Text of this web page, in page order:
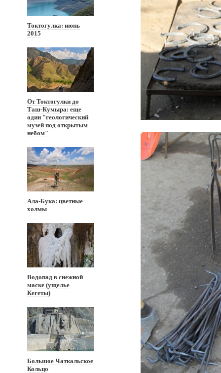
Токтогулка: июнь
2015
От Токтогулки до
Таш-Кумыра: еще
один "геологический
музей под открытым
небом"
Ала-Бука: цветные
холмы
Водопад в снежной
маске (ущелье
Кегеты)
Большое Чаткальское
Кольцо